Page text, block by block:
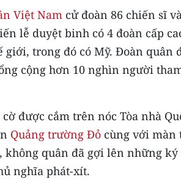
Việt Nam cử đoàn 86 chiến sĩ
lễ duyệt binh có 4 đoàn cấp
trong đó có Mỹ. Đoàn quân
cộng hơn 10 nghìn người
được cắm trên nóc Tòa nhà
Quảng trường Đỏ cùng với màn
quân đã gợi lên những
nghĩa phát-xít.